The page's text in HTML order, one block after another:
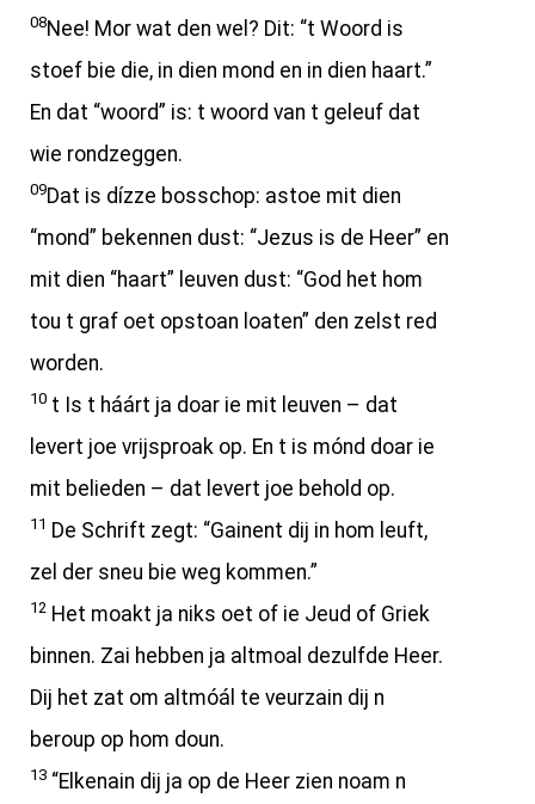
08Nee! Mor wat den wel? Dit: “t Woord is
stoef bie die, in dien mond en in dien haart.”
En dat “woord” is: t woord van t geleuf dat
wie rondzeggen.
09Dat is dízze bosschop: astoe mit dien
“mond” bekennen dust: “Jezus is de Heer” en
mit dien “haart” leuven dust: “God het hom
tou t graf oet opstoan loaten” den zelst red
worden.
10 t Is t háárt ja doar ie mit leuven – dat
levert joe vrijsproak op. En t is mónd doar ie
mit belieden – dat levert joe behold op.
11 De Schrift zegt: “Gainent dij in hom leuft,
zel der sneu bie weg kommen.”
12 Het moakt ja niks oet of ie Jeud of Griek
binnen. Zai hebben ja altmoal dezulfde Heer.
Dij het zat om altmóál te veurzain dij n
beroup op hom doun.
13 “Elkenain dij ja op de Heer zien noam n